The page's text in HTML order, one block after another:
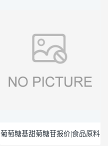
葡萄糖基甜菊糖苷报价|食品原料